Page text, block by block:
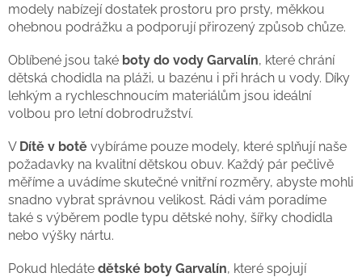
modely nabízejí dostatek prostoru pro prsty, měkkou
ohebnou podrážku a podporují přirozený způsob chůze.
Oblíbené jsou také boty do vody Garvalín, které chrání
dětská chodidla na pláži, u bazénu i při hrách u vody. Díky
lehkým a rychleschnoucím materiálům jsou ideální
volbou pro letní dobrodružství.
V Dítě v botě vybíráme pouze modely, které splňují naše
požadavky na kvalitní dětskou obuv. Každý pár pečlivě
měříme a uvádíme skutečné vnitřní rozměry, abyste mohli
snadno vybrat správnou velikost. Rádi vám poradíme
také s výběrem podle typu dětské nohy, šířky chodidla
nebo výšky nártu.
Pokud hledáte dětské boty Garvalín, které spojují